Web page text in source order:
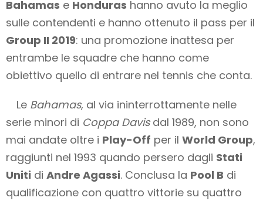
Bahamas e Honduras hanno avuto la meglio
sulle contendenti e hanno ottenuto il pass per il
Group II 2019: una promozione inattesa per
entrambe le squadre che hanno come
obiettivo quello di entrare nel tennis che conta.
Le Bahamas, al via ininterrottamente nelle
serie minori di Coppa Davisdal 1989, non sono
mai andate oltre i Play-Off per il World Group,
raggiunti nel 1993 quando persero dagli Stati
Uniti di Andre Agassi. Conclusa la Pool B di
qualificazione con quattro vittorie su quattro